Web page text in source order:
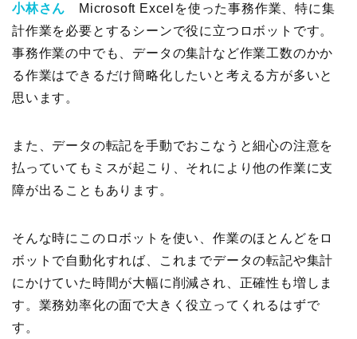
小林さん Microsoft Excelを使った事務作業、特に集
計作業を必要とするシーンで役に立つロボットです。
事務作業の中でも、データの集計など作業工数のかか
る作業はできるだけ簡略化したいと考える方が多いと
思います。
また、データの転記を手動でおこなうと細心の注意を
払っていてもミスが起こり、それにより他の作業に支
障が出ることもあります。
そんな時にこのロボットを使い、作業のほとんどをロ
ボットで自動化すれば、これまでデータの転記や集計
にかけていた時間が大幅に削減され、正確性も増しま
す。業務効率化の面で大きく役立ってくれるはずで
す。